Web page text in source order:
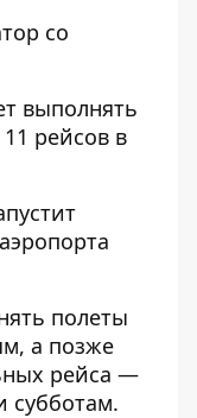
со
выполнять
рейсов в
полеты
а позже
рейса —
субботам.